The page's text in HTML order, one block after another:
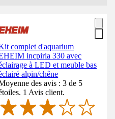
complet d'aquarium
incpiria 330 avec
à LED et meuble bas
alpin/chêne
des avis : 3 de 5
1 Avis client.